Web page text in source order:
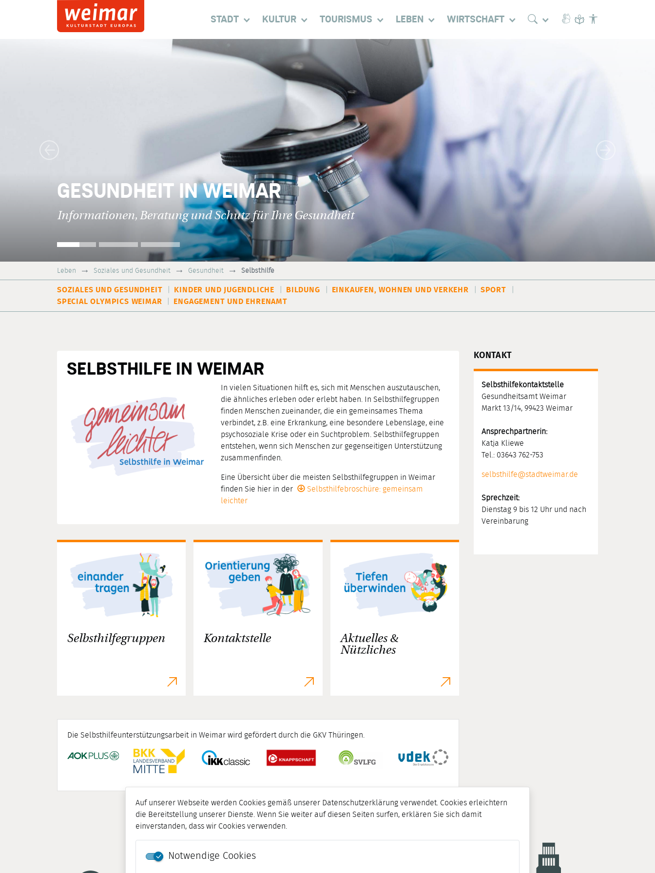
Auf unserer Webseite werden Cookies gemäß unserer Datenschutzerklärung verwendet. Cookies erleichtern
die Bereitstellung unserer Dienste. Wenn Sie weiter auf diesen Seiten surfen, erklären Sie sich damit
einverstanden, dass wir Cookies verwenden.
Notwendige Cookies
STADT KULTUR TOURISMUS LEBEN WIRTSCHAFT
GESUNDHEIT IN WEIMAR
Informationen, Beratung und Schutz für Ihre Gesundheit
Leben Soziales und Gesundheit Gesundheit Selbsthilfe
SOZIALES UND GESUNDHEIT KINDER UND JUGENDLICHE BILDUNG EINKAUFEN, WOHNEN UND VERKEHR
SPORT
SPECIAL OLYMPICS WEIMAR
ENGAGEMENT UND EHRENAMT
SELBSTHILFE IN WEIMAR
In vielen Situationen hilft es, sich mit Menschen auszutauschen,
die ähnliches erleben oder erlebt haben. In Selbsthilfegruppen
finden Menschen zueinander, die ein gemeinsames Thema
verbindet, z.B. eine Erkrankung, eine besondere Lebenslage, eine
psychosoziale Krise oder ein Suchtproblem. Selbsthilfegruppen
entstehen, wenn sich Menschen zur gegenseitigen Unterstützung
zusammenfinden.
Eine Übersicht über die meisten Selbsthilfegruppen in Weimar
finden Sie hier in der
Selbsthilfebroschüre: gemeinsam
leichter
Selbsthilfegruppen Kontaktstelle
Aktuelles &
Nützliches
Die Selbsthilfeunterstützungsarbeit in Weimar wird gefördert durch die GKV Thüringen.
KONTAKT
Selbsthilfekontaktstelle
Gesundheitsamt Weimar
Markt 13/14, 99423 Weimar
Ansprechpartnerin:
Katja Kliewe
Tel.: 03643 762-753
selbsthilfe@stadtweimar.de
Sprechzeit:
Dienstag 9 bis 12 Uhr und nach
Vereinbarung